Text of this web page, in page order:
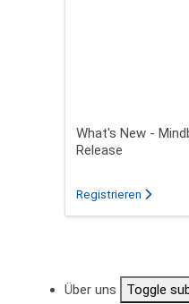
What's New -
Release
Registrieren für das
Über uns
Toggle